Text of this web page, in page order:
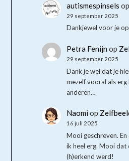
autismespinsels op
29 september 2025
Dankjewel voor je
Petra Fenijnop
29 september 2025
Dank je wel dat je
mezelf vooral als
anderen…
Naomiop
16 juli 2025
Mooi geschreven.
ik heel erg. Mooi
(h)erkend werd!